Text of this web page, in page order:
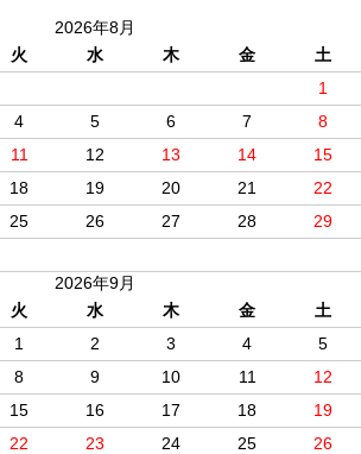
2026年8月
火 水 木 金
土
1
4 5 6 7
8
11 12 13 14
15
18 19 20 21
22
25 26 27 28
29
2026年9月
火 水 木 金
土
1
2 3 4
5
8 9 10 11
12
15 16 17 18
19
22 23 24 25
26